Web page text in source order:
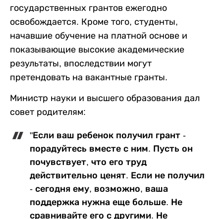
государственных грантов ежегодно
освобождается. Кроме того, студенты,
начавшие обучение на платной основе и
показывающие высокие академические
результаты, впоследствии могут
претендовать на вакантные гранты.
Министр науки и высшего образования дал
совет родителям:
"Если ваш ребенок получил грант -
порадуйтесь вместе с ним. Пусть он
почувствует, что его труд
действительно ценят. Если не получил
- сегодня ему, возможно, ваша
поддержка нужна еще больше. Не
сравнивайте его с другими. Не